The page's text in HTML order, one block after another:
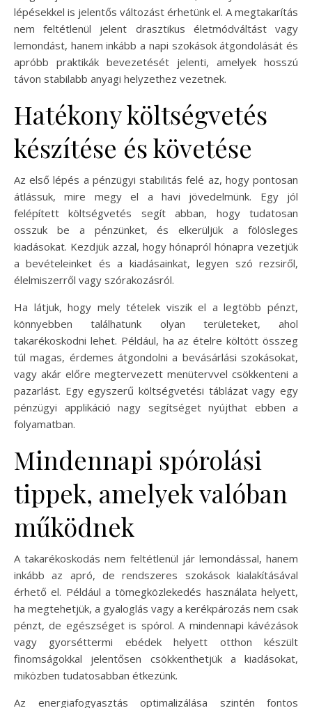
lépésekkel is jelentős változást érhetünk el. A megtakarítás
nem feltétlenül jelent drasztikus életmódváltást vagy
lemondást, hanem inkább a napi szokások átgondolását és
apróbb praktikák bevezetését jelenti, amelyek hosszú
távon stabilabb anyagi helyzethez vezetnek.
Hatékony költségvetés
készítése és követése
Az első lépés a pénzügyi stabilitás felé az, hogy pontosan
átlássuk, mire megy el a havi jövedelmünk. Egy jól
felépített költségvetés segít abban, hogy tudatosan
osszuk be a pénzünket, és elkerüljük a fölösleges
kiadásokat. Kezdjük azzal, hogy hónapról hónapra vezetjük
a bevételeinket és a kiadásainkat, legyen szó rezsiről,
élelmiszerről vagy szórakozásról.
Ha látjuk, hogy mely tételek viszik el a legtöbb pénzt,
könnyebben találhatunk olyan területeket, ahol
takarékoskodni lehet. Például, ha az ételre költött összeg
túl magas, érdemes átgondolni a bevásárlási szokásokat,
vagy akár előre megtervezett menütervvel csökkenteni a
pazarlást. Egy egyszerű költségvetési táblázat vagy egy
pénzügyi applikáció nagy segítséget nyújthat ebben a
folyamatban.
Mindennapi spórolási
tippek, amelyek valóban
működnek
A takarékoskodás nem feltétlenül jár lemondással, hanem
inkább az apró, de rendszeres szokások kialakításával
érhető el. Például a tömegközlekedés használata helyett,
ha megtehetjük, a gyaloglás vagy a kerékpározás nem csak
pénzt, de egészséget is spórol. A mindennapi kávézások
vagy gyorséttermi ebédek helyett otthon készült
finomságokkal jelentősen csökkenthetjük a kiadásokat,
miközben tudatosabban étkezünk.
Az energiafogyasztás optimalizálása szintén fontos